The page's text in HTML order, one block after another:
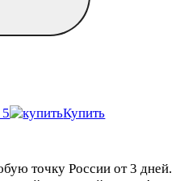
Купить
точку России от 3 дней.